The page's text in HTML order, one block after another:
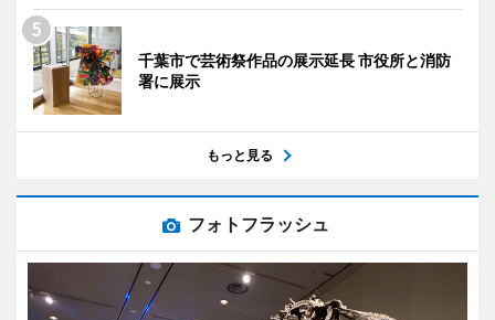
千葉市で芸術祭作品の展示延長 市役所と消防
署に展示
もっと見る
フォトフラッシュ